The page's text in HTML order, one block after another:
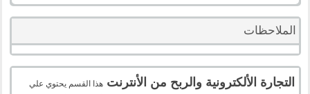
الملاحظات
التجارة الألكترونية والربح من الأنترنت هذا القسم يحتوي علي